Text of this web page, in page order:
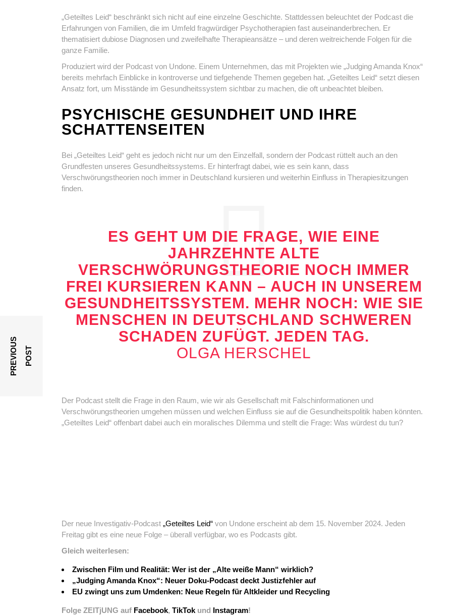
„Geteiltes Leid“ beschränkt sich nicht auf eine einzelne Geschichte. Stattdessen beleuchtet der Podcast die
Erfahrungen von Familien, die im Umfeld fragwürdiger Psychotherapien fast auseinanderbrechen. Er
thematisiert dubiose Diagnosen und zweifelhafte Therapieansätze – und deren weitreichende Folgen für die
ganze Familie.
Produziert wird der Podcast von Undone. Einem Unternehmen, das mit Projekten wie „Judging Amanda Knox“
bereits mehrfach Einblicke in kontroverse und tiefgehende Themen gegeben hat. „Geteiltes Leid“ setzt diesen
Ansatz fort, um Misstände im Gesundheitssystem sichtbar zu machen, die oft unbeachtet bleiben.
PSYCHISCHE GESUNDHEIT UND IHRE
SCHATTENSEITEN
Bei „Geteiltes Leid“ geht es jedoch nicht nur um den Einzelfall, sondern der Podcast rüttelt auch an den
Grundfesten unseres Gesundheitssystems. Er hinterfragt dabei, wie es sein kann, dass
Verschwörungstheorien noch immer in Deutschland kursieren und weiterhin Einfluss in Therapiesitzungen
finden.
ES GEHT UM DIE FRAGE, WIE EINE
JAHRZEHNTE ALTE
VERSCHWÖRUNGSTHEORIE NOCH IMMER
FREI KURSIEREN KANN – AUCH IN UNSEREM
GESUNDHEITSSYSTEM. MEHR NOCH: WIE SIE
MENSCHEN IN DEUTSCHLAND SCHWEREN
SCHADEN ZUFÜGT. JEDEN TAG.
OLGA HERSCHEL
Der Podcast stellt die Frage in den Raum, wie wir als Gesellschaft mit Falschinformationen und
Verschwörungstheorien umgehen müssen und welchen Einfluss sie auf die Gesundheitspolitik haben könnten.
„Geteiltes Leid“ offenbart dabei auch ein moralisches Dilemma und stellt die Frage: Was würdest du tun?
Der neue Investigativ-Podcast „Geteiltes Leid“ von Undone erscheint ab dem 15. November 2024. Jeden
Freitag gibt es eine neue Folge – überall verfügbar, wo es Podcasts gibt.
Gleich weiterlesen:
Zwischen Film und Realität: Wer ist der „Alte weiße Mann“ wirklich?
„Judging Amanda Knox“: Neuer Doku-Podcast deckt Justizfehler auf
EU zwingt uns zum Umdenken: Neue Regeln für Altkleider und Recycling
Folge ZEITjUNG auf Facebook, TikTok und Instagram!
P
R
E
V
I
O
U
S
P
O
S T